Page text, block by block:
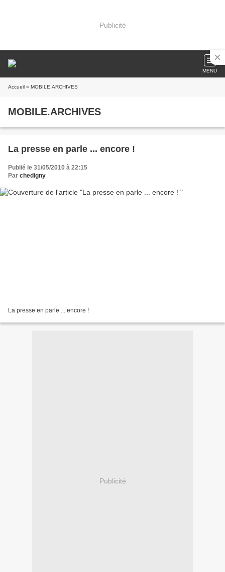
Publicité
MENU
Accueil » MOBILE.ARCHIVES
MOBILE.ARCHIVES
La presse en parle ... encore !
Publié le 31/05/2010 à 22:15
Par chedigny
La presse en parle ... encore !
Publicité